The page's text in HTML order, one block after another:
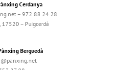
Cerdanya
– 972 88 24 28
17520 – Puigcerdà
Berguedà